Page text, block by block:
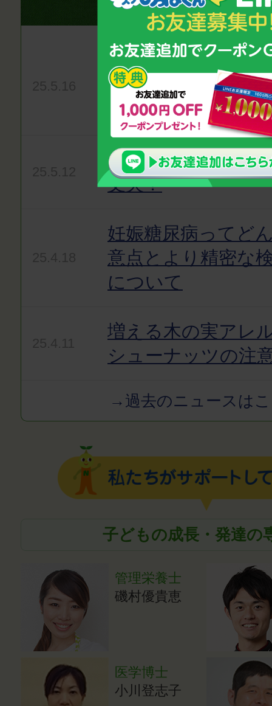
気になるニュースをお
絵本で子どもの薬
服薬コンプライア
て〜
子どもの慢性的な
丈夫？
妊娠糖尿病ってど
意点とより精密な
について
増える木の実アレ
シューナッツの注
→過去のニュースは
子どもの成長・発達の
管理栄養士
磯村優貴恵
医学博士
小川登志子